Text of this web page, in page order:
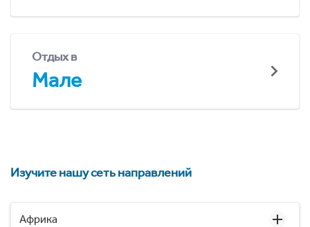
Отдых в
Мале
Изучите нашу сеть направлений
Африка